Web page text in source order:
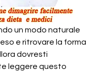
un modo naturale
e ritrovare la forma
dovresti
leggere questo